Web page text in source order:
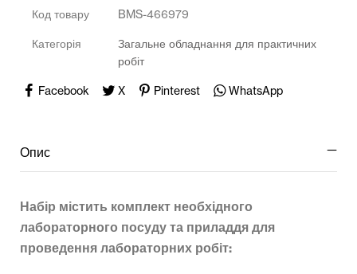
STEM
Код товару BMS-466979
Категорія
Загальне обладнання для практичних
робіт
Facebook X Pinterest WhatsApp
Опис
Набір містить комплект необхідного
лабораторного посуду та приладдя для
проведення лабораторних робіт: